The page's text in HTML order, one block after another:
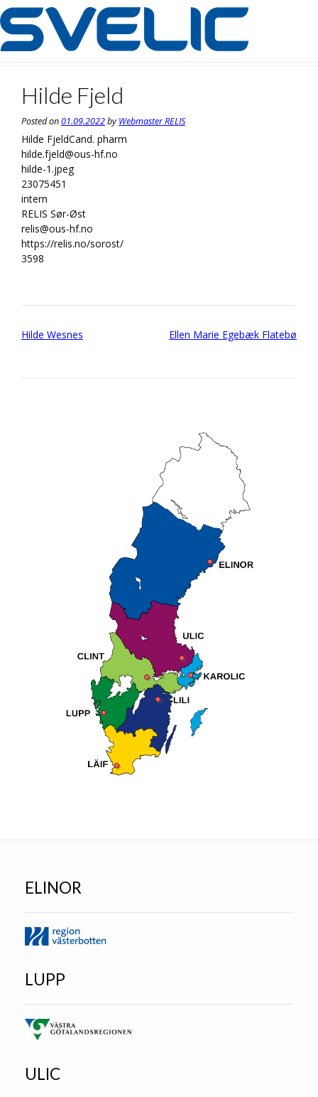
Skip
to
content
Hilde Fjeld
Posted on01.09.2022byWebmaster RELIS
Hilde FjeldCand. pharm
hilde.fjeld@ous-hf.no
hilde-1.jpeg
23075451
intern
RELIS Sør-Øst
relis@ous-hf.no
https://relis.no/sorost/
3598
Post
Hilde Wesnes Ellen Marie Egebæk Flatebø
ELINOR
LUPP
ULIC